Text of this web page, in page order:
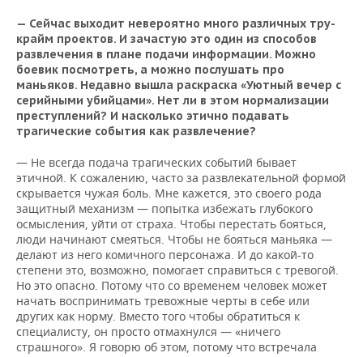
— Сейчас выходит невероятно много различных тру-
крайм проектов. И зачастую это один из способов
развлечения в плане подачи информации. Можно
боевик посмотреть, а можно послушать про
маньяков. Недавно вышла раскраска «Уютный вечер с
серийными убийцами». Нет ли в этом нормализации
преступлений? И насколько этично подавать
трагические события как развлечение?
— Не всегда подача трагических событий бывает
этичной. К сожалению, часто за развлекательной формой
скрывается чужая боль. Мне кажется, это своего рода
защитный механизм — попытка избежать глубокого
осмысления, уйти от страха. Чтобы перестать бояться,
люди начинают смеяться. Чтобы не бояться маньяка —
делают из него комичного персонажа. И до какой-то
степени это, возможно, помогает справиться с тревогой.
Но это опасно. Потому что со временем человек может
начать воспринимать тревожные черты в себе или
других как норму. Вместо того чтобы обратиться к
специалисту, он просто отмахнулся — «ничего
страшного». Я говорю об этом, потому что встречала